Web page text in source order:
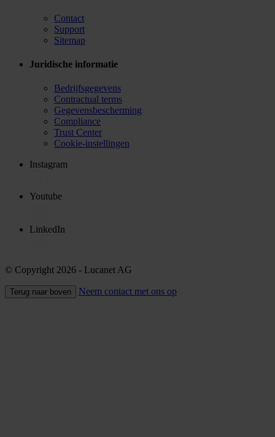
Contact
Support
Sitemap
Juridische informatie
Bedrijfsgegevens
Contractual terms
Gegevensbescherming
Compliance
Trust Center
Cookie-instellingen
Instagram
Youtube
LinkedIn
© Copyright 2026 - Lucanet AG
Terug naar boven Neem contact met ons op